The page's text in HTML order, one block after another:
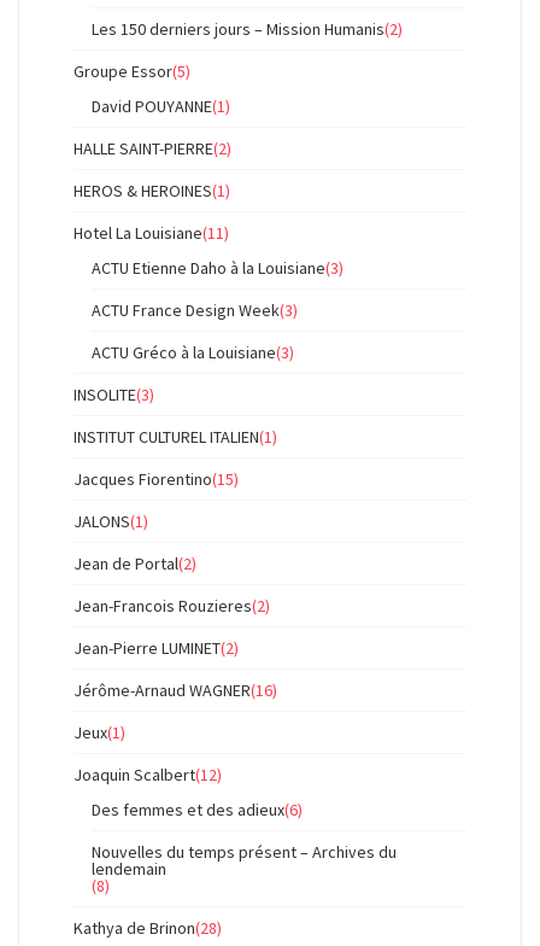
Les 150 derniers jours – Mission Humanis(2)
Groupe Essor(5)
David POUYANNE(1)
HALLE SAINT-PIERRE(2)
HEROS & HEROINES(1)
Hotel La Louisiane(11)
ACTU Etienne Daho à la Louisiane(3)
ACTU France Design Week(3)
ACTU Gréco à la Louisiane(3)
INSOLITE(3)
INSTITUT CULTUREL ITALIEN(1)
Jacques Fiorentino(15)
JALONS(1)
Jean de Portal(2)
Jean-Francois Rouzieres(2)
Jean-Pierre LUMINET(2)
Jérôme-Arnaud WAGNER(16)
Jeux(1)
Joaquin Scalbert(12)
Des femmes et des adieux(6)
Nouvelles du temps présent – Archives du
lendemain
(8)
Kathya de Brinon(28)